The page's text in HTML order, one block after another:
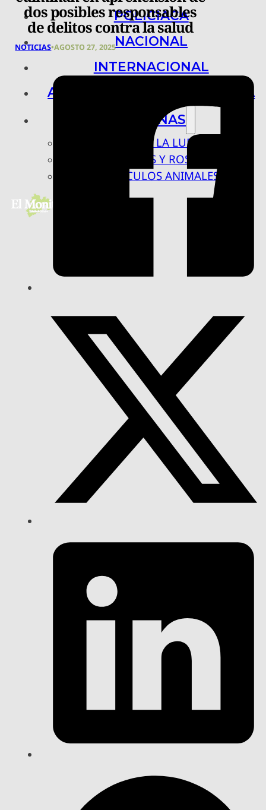
POLICIACA
NACIONAL
INTERNACIONAL
ARTE, CIENCIA Y TECNOLOGÍA
COLUMNAS
BAJO LA LUPA
RASTROS Y ROSTROS
VÍNCULOS ANIMALES
dos posibles responsables
de delitos contra la salud
NOTICIAS•AGOSTO 27, 2025